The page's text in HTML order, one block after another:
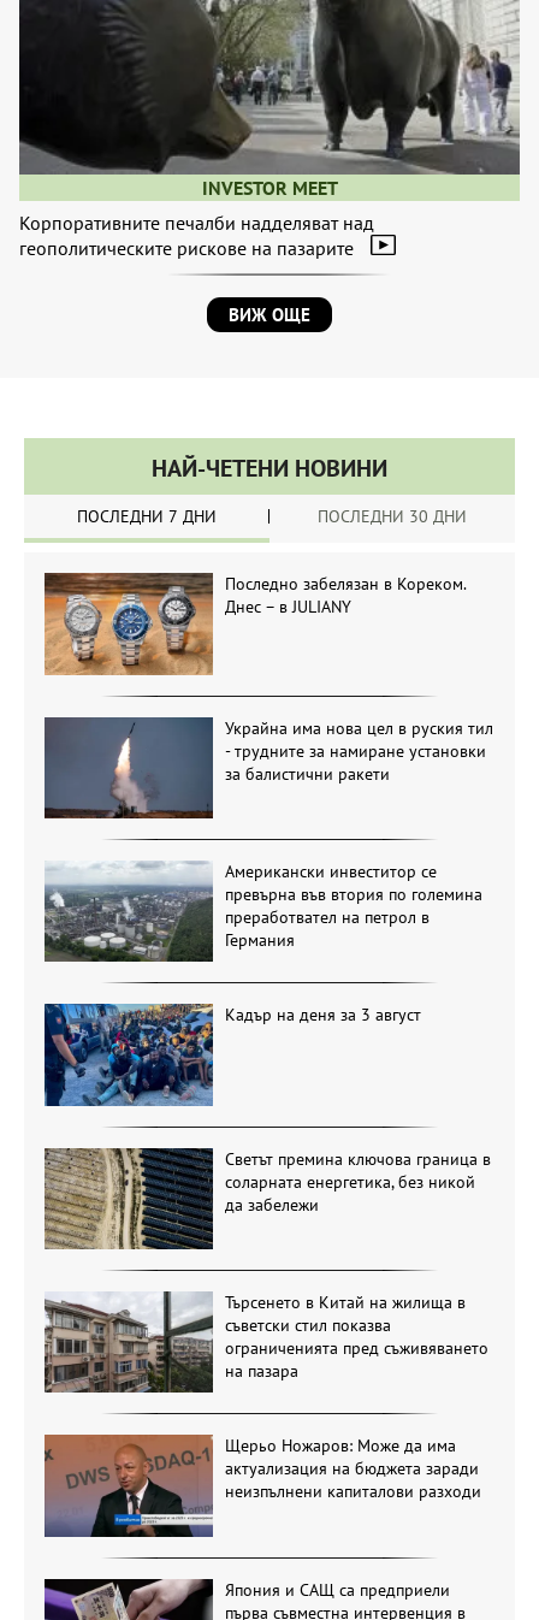
INVESTOR MEET
Корпоративните печалби надделяват над
геополитическите рискове на пазарите
ВИЖ ОЩЕ
НАЙ-ЧЕТЕНИ НОВИНИ
ПОСЛЕДНИ 7 ДНИ ПОСЛЕДНИ 30 ДНИ
Последно забелязан в Кореком.
Днес – в JULIANY
Украйна има нова цел в руския тил
- трудните за намиране установки
за балистични ракети
Американски инвеститор се
превърна във втория по големина
преработвател на петрол в
Германия
Кадър на деня за 3 август
Светът премина ключова граница в
соларната енергетика, без никой
да забележи
Търсенето в Китай на жилища в
съветски стил показва
ограниченията пред съживяването
на пазара
Щерьо Ножаров: Може да има
актуализация на бюджета заради
неизпълнени капиталови разходи
Япония и САЩ са предприели
първа съвместна интервенция в